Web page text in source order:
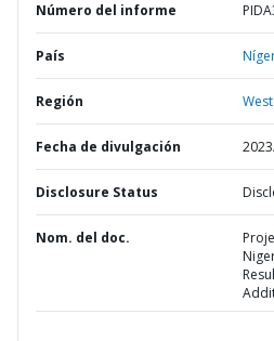
Número del informe
País
Región
Fecha de divulgación
Disclosure Status
Nom. del doc.